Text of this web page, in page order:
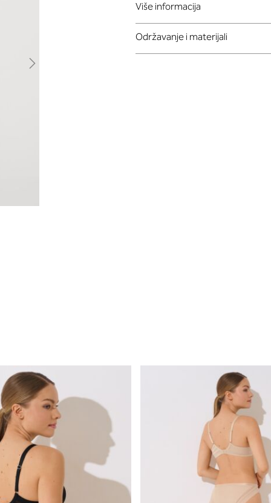
Više informacija
Održavanje i materijali